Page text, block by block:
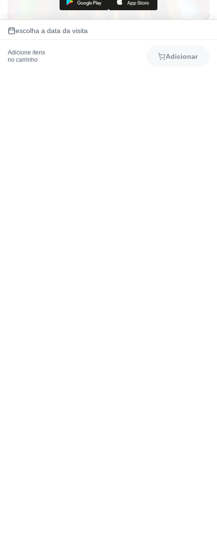
escolha a data da visita
Adicione itens
no carrinho
Adicionar